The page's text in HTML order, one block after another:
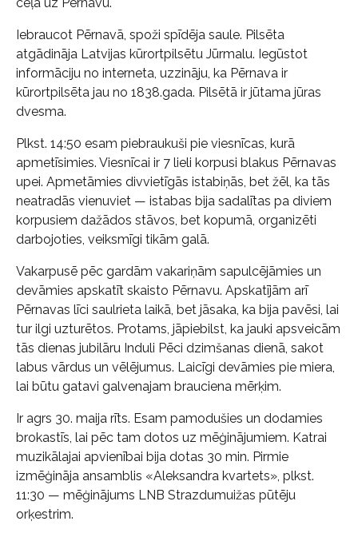
Iebraucot Pērnavā, spoži spīdēja saule. Pilsēta
atgādināja Latvijas kūrortpilsētu Jūrmalu. Iegūstot
informāciju no interneta, uzzināju, ka Pērnava ir
kūrortpilsēta jau no 1838.gada. Pilsētā ir jūtama jūras
dvesma.
Plkst. 14:50 esam piebraukuši pie viesnīcas, kurā
apmetīsimies. Viesnīcai ir 7 lieli korpusi blakus Pērnavas
upei. Apmetāmies divvietīgās istabiņās, bet žēl, ka tās
neatradās vienuviet — istabas bija sadalītas pa diviem
korpusiem dažādos stāvos, bet kopumā, organizēti
darbojoties, veiksmīgi tikām galā.
Vakarpusē pēc gardām vakariņām sapulcējāmies un
devāmies apskatīt skaisto Pērnavu. Apskatījām arī
Pērnavas līci saulrieta laikā, bet jāsaka, ka bija pavēsi, lai
tur ilgi uzturētos. Protams, jāpiebilst, ka jauki apsveicām
tās dienas jubilāru Induli Pēci dzimšanas dienā, sakot
labus vārdus un vēlējumus. Laicīgi devāmies pie miera,
lai būtu gatavi galvenajam brauciena mērķim.
Ir agrs 30. maija rīts. Esam pamodušies un dodamies
brokastīs, lai pēc tam dotos uz mēģinājumiem. Katrai
muzikālajai apvienībai bija dotas 30 min. Pirmie
izmēģināja ansamblis «Aleksandra kvartets», plkst.
11:30 — mēģinājums LNB Strazdumuižas pūtēju
orķestrim.